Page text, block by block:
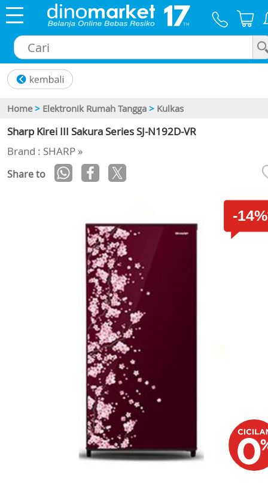
Home > Elektronik Rumah Tangga > Kulkas
Sharp Kirei III Sakura Series SJ-N192D-VR
Brand : SHARP »
Share to
-